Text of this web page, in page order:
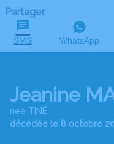
Partager
SMS WhatsApp
Jeanine
née TINÉ
décédée le 8 octobre